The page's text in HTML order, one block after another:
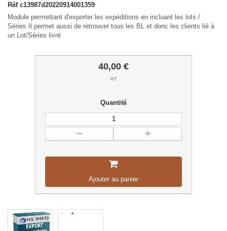
Réf c13987d20220914001359
Module permettant d'exporter les expéditions en incluant les lots /
Séries Il permet aussi de retrouver tous les BL et donc les clients lié à
un Lot/Séries livré
40,00 €
HT
Quantité
Ajouter au panier